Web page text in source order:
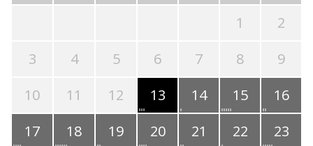
1
2
3
4 5 6 7 8
9
10
11 12 13 14 15
16
17
18 19 20 21 22
23